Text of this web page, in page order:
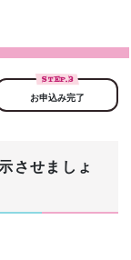
STEP.3
お申込み完了
させましょ